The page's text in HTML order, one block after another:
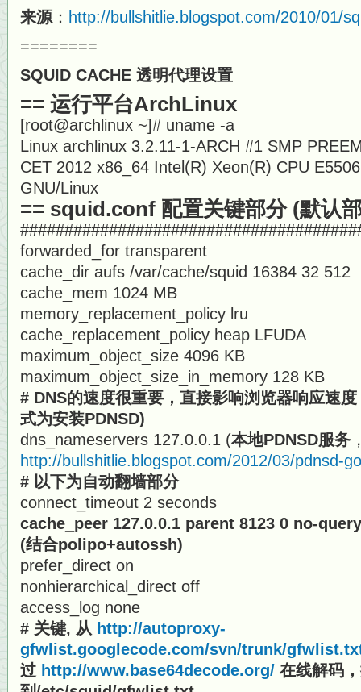
来源 ： http://bullshitlie.blogspot.com/2010/01/
========
SQUID CACHE 透明代理设置
== 运行平台ArchLinux
[root@archlinux ~]# uname -a
Linux archlinux 3.2.11-1-ARCH #1 SMP
CET 2012 x86_64 Intel(R) Xeon(R) CPU
GNU/Linux
== squid.conf 配置关键部分 (默认
forwarded_for transparent
cache_dir aufs /var/cache/squid 16384 32 512
cache_mem 1024 MB
memory_replacement_policy lru
cache_replacement_policy heap LFUDA
maximum_object_size 4096 KB
maximum_object_size_in_memory 128 KB
# DNS的速度很重要，直接影响浏览器响应速
式为安装PDNSD)
dns_nameservers 127.0.0.1 (本地PDNSD服务
http://bullshitlie.blogspot.com/2012/03/pdnsd-
# 以下为自动翻墙部分
connect_timeout 2 seconds
cache_peer 127.0.0.1 parent 8123 0 no-
(结合polipo+autossh)
prefer_direct on
nonhierarchical_direct off
access_log none
# 关键, 从 http://autoproxy-
gfwlist.googlecode.com/svn/trunk/
过 http://www.base64decode.org/ 在线解码